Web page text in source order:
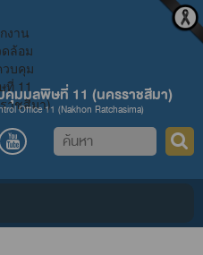
คุมมลพิษที่ 11 (นครราชสีมา)
Office 11 (Nakhon Ratchasima)
ค้นหา